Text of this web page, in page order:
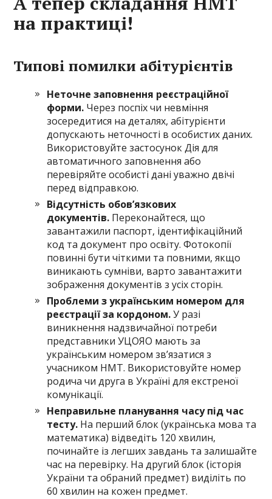
на практиці!
Типові помилки абітурієнтів
Неточне заповнення реєстраційної
форми. Через поспіх чи невміння
зосередитися на деталях, абітурієнти
допускають неточності в особистих даних.
Використовуйте застосунок Дія для
автоматичного заповнення або
перевіряйте особисті дані уважно двічі
перед відправкою.
Відсутність обов’язкових
документів. Переконайтеся, що
завантажили паспорт, ідентифікаційний
код та документ про освіту. Фотокопії
повинні бути чіткими та повними, якщо
виникають сумніви, варто завантажити
зображення документів з усіх сторін.
Проблеми з українським номером для
реєстрації за кордоном.У разі
виникнення надзвичайної потреби
представники УЦОЯО мають за
українським номером зв’язатися з
учасником НМТ. Використовуйте номер
родича чи друга в Україні для екстреної
комунікації.
Неправильне планування часу під час
тесту. На перший блок (українська мова та
математика) відведіть 120 хвилин,
починайте із легших завдань та залишайте
час на перевірку. На другий блок (історія
України та обраний предмет) виділіть по
60 хвилин на кожен предмет.